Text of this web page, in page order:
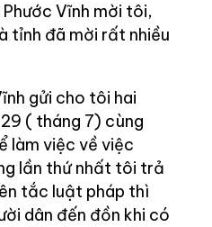
Vĩnh mời tôi,
tỉnh đã mời rất nhiều
gửi cho tôi hai
( tháng 7) cùng
làm việc về việc
lần thứ nhất tôi trả
tắc luật pháp thì
dân đến đồn khi có